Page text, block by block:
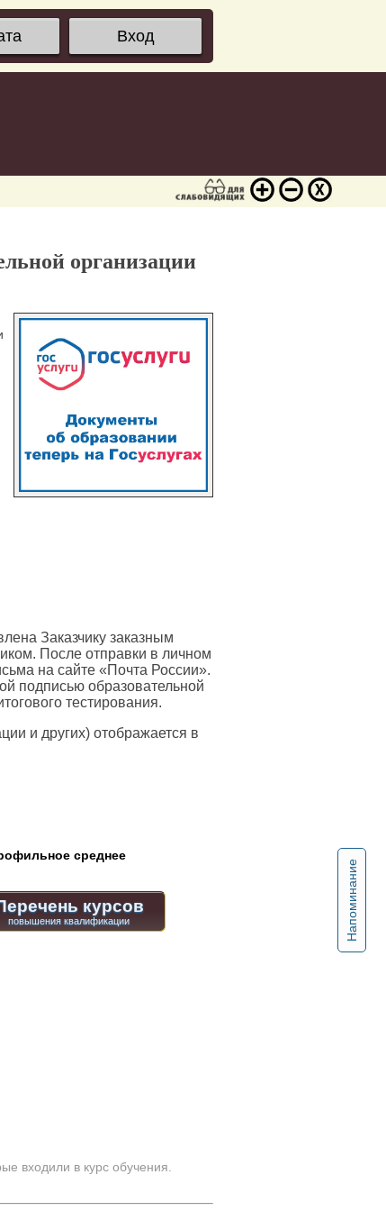
Вход
Напоминание
организации
Заказчику заказным
После отправки в личном
на сайте «Почта России».
подписью образовательной
тестирования.
и других) отображается в
среднее
курсов
входили в курс обучения.